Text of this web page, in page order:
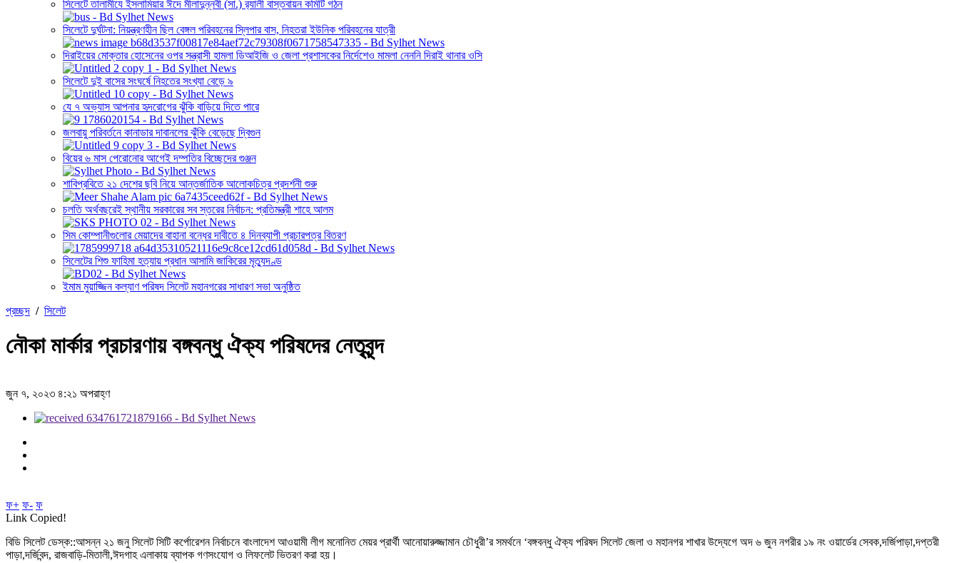
সিলেটে তালামীযে ইসলামিয়ার ঈদে মীলাদুন্নবী (সা.) র‌্যালী বাস্তবায়ন কমিটি গঠন
সিলেটে দুর্ঘটনা: নিয়ন্ত্রণহীন ছিল বেঙ্গল পরিবহনের স্লিপার বাস, নিহতরা ইউনিক পরিবহনের যাত্রী
দিরাইয়ের মোক্তার হোসেনের ওপর সন্ত্রাসী হামলা ডিআইজি ও জেলা প্রশাসকের নির্দেশেও মামলা নেননি দিরাই থানার ওসি
সিলেটে দুই বাসের সংঘর্ষে নিহতের সংখ্যা বেড়ে ৯
যে ৭ অভ্যাস আপনার হৃদরোগের ঝুঁকি বাড়িয়ে দিতে পারে
জলবায়ু পরিবর্তনে কানাডার দাবানলের ঝুঁকি বেড়েছে দ্বিগুন
বিয়ের ৬ মাস পেরোনোর আগেই দম্পতির বিচ্ছেদের গুঞ্জন
শাবিপ্রবিতে ২১ দেশের ছবি নিয়ে আন্তর্জাতিক আলোকচিত্র প্রদর্শনী শুরু
চলতি অর্থবছরেই স্থানীয় সরকারের সব স্তরের নির্বাচন: প্রতিমন্ত্রী শাহে আলম
সিম কোম্পানীগুলোর মেয়াদের বাহানা বন্ধের দাবীতে ৪ দিনব্যাপী প্রচারপত্র বিতরণ
সিলেটের শিশু ফাহিমা হত্যায় প্রধান আসামি জাকিরের মৃত্যুদণ্ড
ইমাম মুয়াজ্জিন কল্যাণ পরিষদ সিলেট মহানগরের সাধারণ সভা অনুষ্ঠিত
প্রচ্ছদ / সিলেট
নৌকা মার্কার প্রচারণায় বঙ্গবন্ধু ঐক্য পরিষদের নেতৃবৃন্দ
জুন ৭, ২০২৩ ৪:২১ অপরাহ্ণ
ফ+ ফ- ফ
Link Copied!
বিডি সিলেট ডেস্ক::আসন্ন ২১ জনু সিলেট সিটি কর্পোরেশন নির্বাচনে বাংলাদেশ আওয়ামী লীগ মনোনিত মেয়র প্রার্থী আনোয়ারুজ্জামান চৌধুরী’র সমর্থনে ‘বঙ্গবন্ধু ঐক্য পরিষদ সিলেট জেলা ও মহানগর শাখার উদ্যেগে অদ ৬ জুন নগরীর ১৯ নং ওয়ার্ডের সেবক,দর্জিপাড়া,দপ্তরী
পাড়া,দর্জিবন্দ, রাজবাড়ি-মিতালী,ঈদগাহ এলাকায় ব্যাপক গণসংযোগ ও লিফলেট ভিতরণ করা হয়।